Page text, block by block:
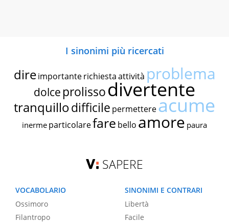
I sinonimi più ricercati
dire importante richiestaattività problema
dolce prolissodivertente
tranquillodifficile permettereacume
inerme particolarefare bello amore paura
SAPERE
VOCABOLARIO
Ossimoro
Filantropo
SINONIMI E CONTRARI
Libertà
Facile